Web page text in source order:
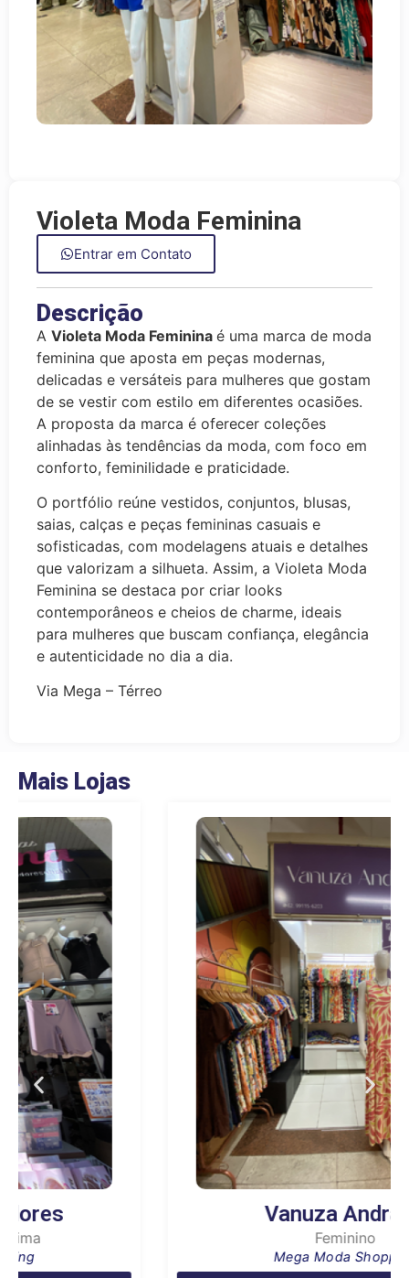
Violeta Moda Feminina
Entrar em Contato
Descrição
A Violeta Moda Feminina é uma marca de moda
feminina que aposta em peças modernas,
delicadas e versáteis para mulheres que gostam
de se vestir com estilo em diferentes ocasiões.
A proposta da marca é oferecer coleções
alinhadas às tendências da moda, com foco em
conforto, feminilidade e praticidade.
O portfólio reúne vestidos, conjuntos, blusas,
saias, calças e peças femininas casuais e
sofisticadas, com modelagens atuais e detalhes
que valorizam a silhueta. Assim, a Violeta Moda
Feminina se destaca por criar looks
contemporâneos e cheios de charme, ideais
para mulheres que buscam confiança, elegância
e autenticidade no dia a dia.
Via Mega – Térreo
Mais Lojas
Vanuza Andrade
Mega Moda Shopping